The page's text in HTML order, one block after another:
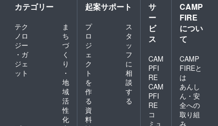
カテゴリー
テク
ノロ
ジー
・ガ
ジェ
ット
ま
ち
づ
く
り
・
地
域
活
性
化
起案サポート
プ
ロ
ジ
ェ
ク
ト
を
作
る
ス
タ
ッ
フ
に
相
談
す
る
資
料
サ
ー
ビ
ス
CAM
PFI
RE
CAM
PFI
RE
コ
ミュ
CAMP
FIRE
につい
て
CAMP
FIREと
は
あんし
ん・安
全への
取り組
み